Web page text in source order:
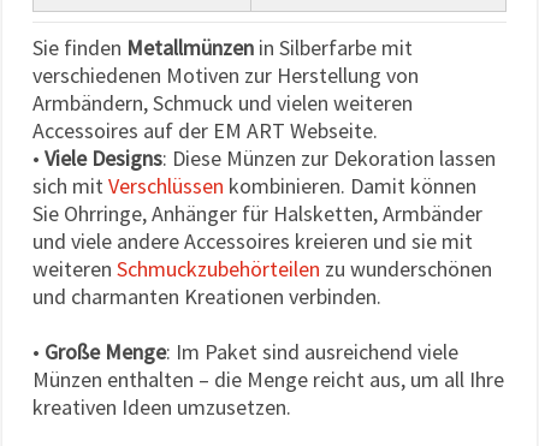
Sie finden Metallmünzen in Silberfarbe mit
verschiedenen Motiven zur Herstellung von
Armbändern, Schmuck und vielen weiteren
Accessoires auf der EM ART Webseite.
• Viele Designs: Diese Münzen zur Dekoration lassen
sich mit Verschlüssen kombinieren. Damit können
Sie Ohrringe, Anhänger für Halsketten, Armbänder
und viele andere Accessoires kreieren und sie mit
weiteren Schmuckzubehörteilen zu wunderschönen
und charmanten Kreationen verbinden.
• Große Menge: Im Paket sind ausreichend viele
Münzen enthalten – die Menge reicht aus, um all Ihre
kreativen Ideen umzusetzen.